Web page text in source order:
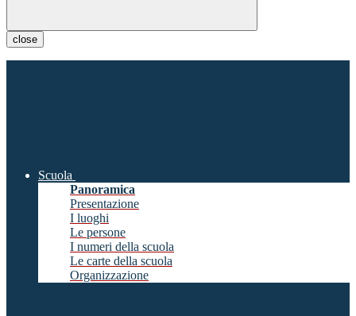
close
Scuola
Panoramica
Presentazione
I luoghi
Le persone
I numeri della scuola
Le carte della scuola
Organizzazione